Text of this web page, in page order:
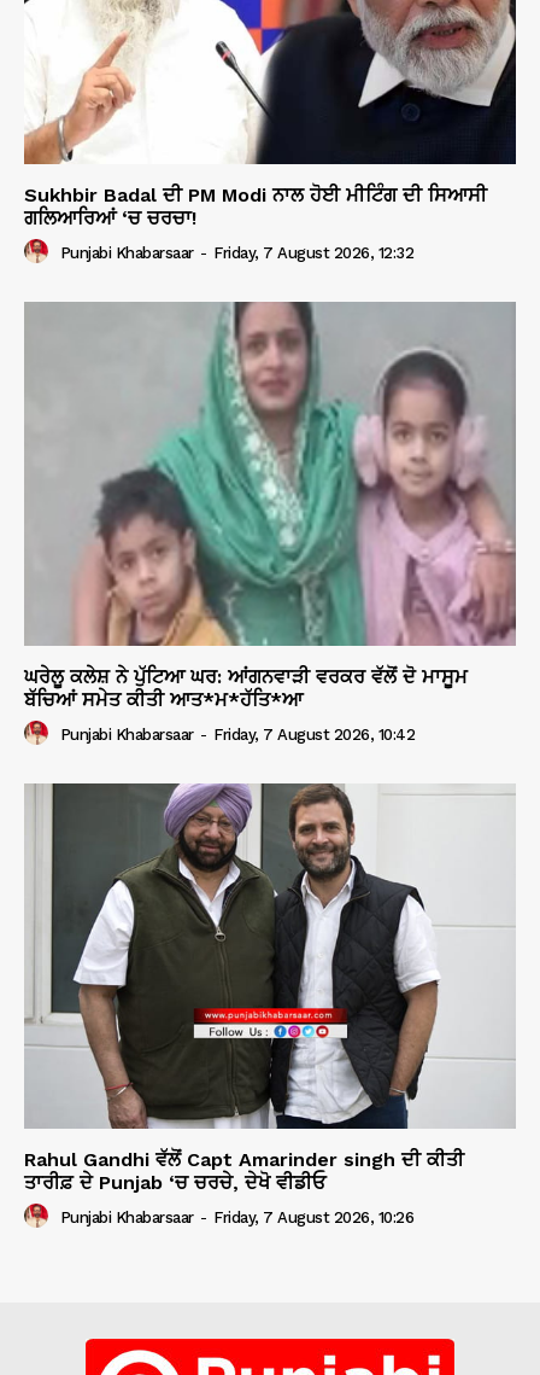
Sukhbir Badal ਦੀ PM Modi ਨਾਲ ਹੋਈ ਮੀਟਿੰਗ ਦੀ ਸਿਆਸੀ
ਗਲਿਆਰਿਆਂ ‘ਚ ਚਰਚਾ!
Punjabi Khabarsaar - Friday, 7 August 2026, 12:32
ਘਰੇਲੂ ਕਲੇਸ਼ ਨੇ ਪੁੱਟਿਆ ਘਰ: ਆਂਗਨਵਾੜੀ ਵਰਕਰ ਵੱਲੋਂ ਦੋ ਮਾਸੂਮ
ਬੱਚਿਆਂ ਸਮੇਤ ਕੀਤੀ ਆਤ*ਮ*ਹੱਤਿ*ਆ
Punjabi Khabarsaar - Friday, 7 August 2026, 10:42
Rahul Gandhi ਵੱਲੋਂ Capt Amarinder singh ਦੀ ਕੀਤੀ
ਤਾਰੀਫ਼ ਦੇ Punjab ‘ਚ ਚਰਚੇ, ਦੇਖੋ ਵੀਡੀਓ
Punjabi Khabarsaar - Friday, 7 August 2026, 10:26